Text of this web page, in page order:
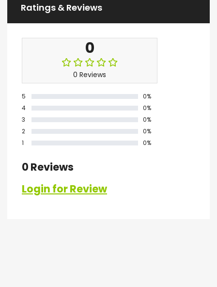
Ratings & Reviews
0
0 Reviews
5
0%
4
0%
3
0%
2
0%
1
0%
0 Reviews
Login for Review